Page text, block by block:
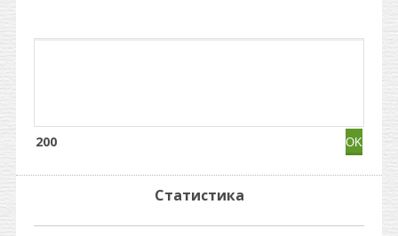
200
Статистика